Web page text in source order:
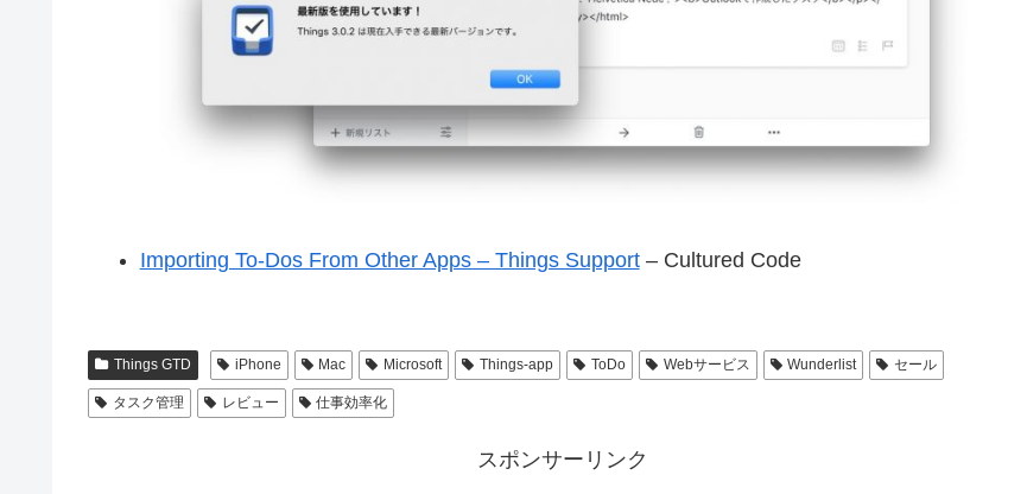
Importing To-Dos From Other Apps – Things Support– Cultured Code
Things GTD iPhone Mac Microsoft Things-app ToDo Webサービス Wunderlist セール
タスク管理 レビュー 仕事効率化
スポンサーリンク